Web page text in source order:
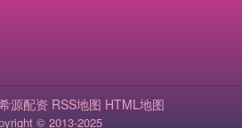
源配资 RSS地图 HTML地图
© 2013-2025